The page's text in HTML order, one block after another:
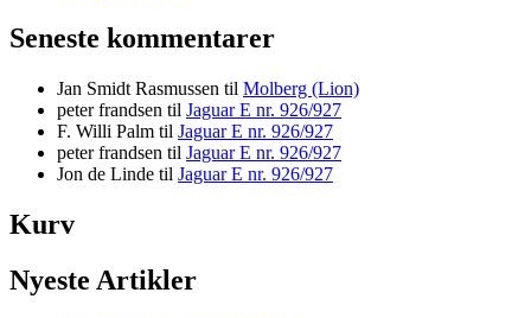
Seneste kommentarer
Jan Smidt Rasmussen til Molberg (Lion)
peter frandsen til Jaguar E nr. 926/927
F. Willi Palm til Jaguar E nr. 926/927
peter frandsen til Jaguar E nr. 926/927
Jon de Linde til Jaguar E nr. 926/927
Kurv
Nyeste Artikler